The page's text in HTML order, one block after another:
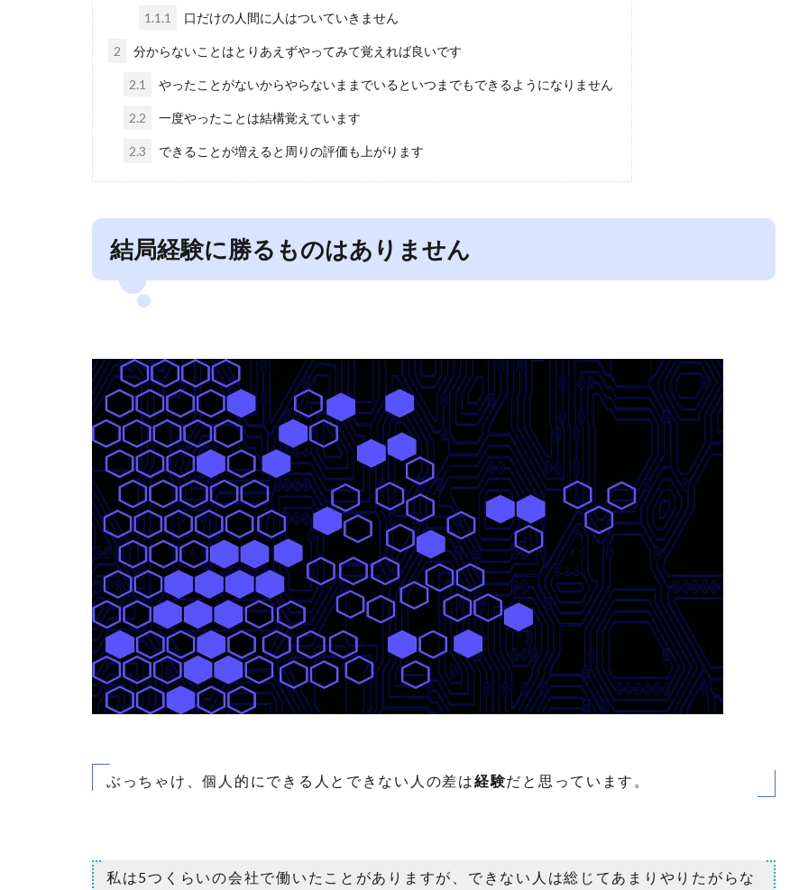
1.1.1 口だけの人間に人はついていきません
2 分からないことはとりあえずやってみて覚えれば良いです
2.1 やったことがないからやらないままでいるといつまでもできるようになりません
2.2 一度やったことは結構覚えています
2.3 できることが増えると周りの評価も上がります
結局経験に勝るものはありません
ぶっちゃけ、個人的にできる人とできない人の差は経験だと思っています。
私は5つくらいの会社で働いたことがありますが、できない人は総じてあまりやりたがらな